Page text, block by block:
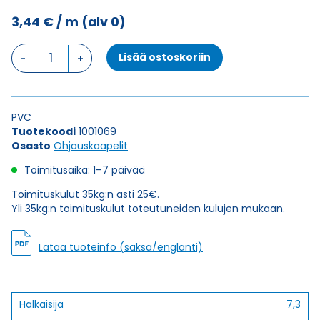
3,44 €/ m (alv 0)
Ohjauskaapeli
ÖPVC-
4X1,5
Lisää ostoskoriin
PVC
Tuotekoodi 1001069
Osasto Ohjauskaapelit
Toimitusaika: 1–7 päivää
Toimituskulut 35kg:n asti 25€.
Yli 35kg:n toimituskulut toteutuneiden kulujen mukaan.
Lataa tuoteinfo (saksa/englanti)
Halkaisija 7,3